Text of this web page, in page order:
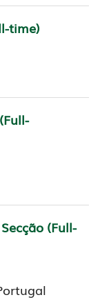
time)
(Full-